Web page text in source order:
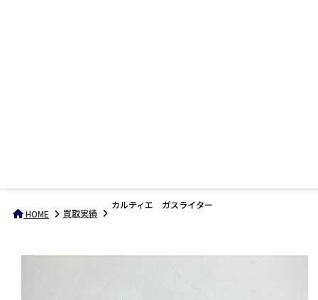
HOME 買取実績
カルティエ ガスライター